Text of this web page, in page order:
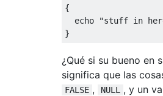
{
  echo
"stuff in
}
¿Qué si su bueno en
significa que las
FALSE , NULL
, y un